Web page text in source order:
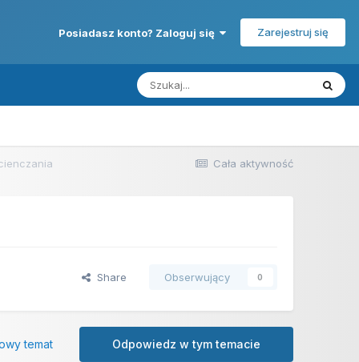
Posiadasz konto? Zaloguj się Zarejestruj się
Cała aktywność
Share Obserwujący 0
Odpowiedz w tym temacie
temat